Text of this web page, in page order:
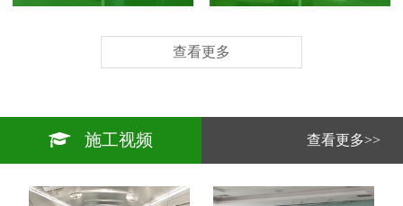
查看更多
查看更多>>
施工视频